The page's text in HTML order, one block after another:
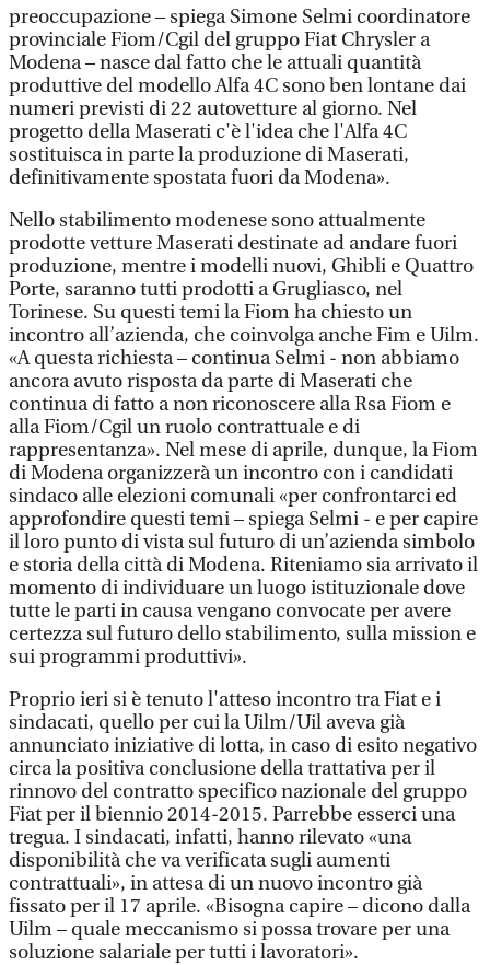
preoccupazione – spiega Simone Selmi coordinatore
provinciale Fiom/Cgil del gruppo Fiat Chrysler a
Modena – nasce dal fatto che le attuali quantità
produttive del modello Alfa 4C sono ben lontane dai
numeri previsti di 22 autovetture al giorno. Nel
progetto della Maserati c'è l'idea che l'Alfa 4C
sostituisca in parte la produzione di Maserati,
definitivamente spostata fuori da Modena».
Nello stabilimento modenese sono attualmente
prodotte vetture Maserati destinate ad andare fuori
produzione, mentre i modelli nuovi, Ghibli e Quattro
Porte, saranno tutti prodotti a Grugliasco, nel
Torinese. Su questi temi la Fiom ha chiesto un
incontro all’azienda, che coinvolga anche Fim e Uilm.
«A questa richiesta – continua Selmi - non abbiamo
ancora avuto risposta da parte di Maserati che
continua di fatto a non riconoscere alla Rsa Fiom e
alla Fiom/Cgil un ruolo contrattuale e di
rappresentanza». Nel mese di aprile, dunque, la Fiom
di Modena organizzerà un incontro con i candidati
sindaco alle elezioni comunali «per confrontarci ed
approfondire questi temi – spiega Selmi - e per capire
il loro punto di vista sul futuro di un’azienda simbolo
e storia della città di Modena. Riteniamo sia arrivato il
momento di individuare un luogo istituzionale dove
tutte le parti in causa vengano convocate per avere
certezza sul futuro dello stabilimento, sulla mission e
sui programmi produttivi».
Proprio ieri si è tenuto l'atteso incontro tra Fiat e i
sindacati, quello per cui la Uilm/Uil aveva già
annunciato iniziative di lotta, in caso di esito negativo
circa la positiva conclusione della trattativa per il
rinnovo del contratto specifico nazionale del gruppo
Fiat per il biennio 2014-2015. Parrebbe esserci una
tregua. I sindacati, infatti, hanno rilevato «una
disponibilità che va verificata sugli aumenti
contrattuali», in attesa di un nuovo incontro già
fissato per il 17 aprile. «Bisogna capire – dicono dalla
Uilm – quale meccanismo si possa trovare per una
soluzione salariale per tutti i lavoratori».